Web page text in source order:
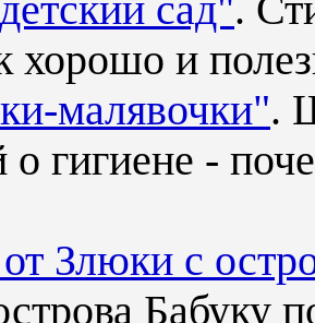
сад".
хорошо и
малявочки".
гигиене -
Злюки с
Бабуку